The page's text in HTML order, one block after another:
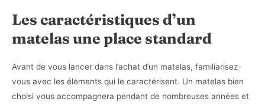
Les caractéristiques d’un
matelas une place standard
Avant de vous lancer dans l’achat d’un matelas, familiarisez-
vous avec les éléments qui le caractérisent. Un matelas bien
choisi vous accompagnera pendant de nombreuses années et